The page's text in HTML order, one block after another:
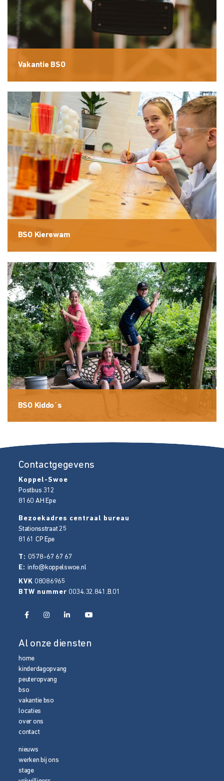
Vakantie BSO
BSO Kierewam
BSO Kiddo´s
Contactgegevens
Koppel-Swoe
Postbus 312
8160 AH Epe
Bezoekadres centraal bureau
Stationsstraat 25
8161 CP Epe
T: 0578-67 67 67
E:info@koppelswoe.nl
KVK 08086965
BTW nummer 0034.32.841.B.01
Al onze diensten
home
kinderdagopvang
peuteropvang
bso
vakantie bso
locaties
over ons
contact
nieuws
werken bij ons
stage